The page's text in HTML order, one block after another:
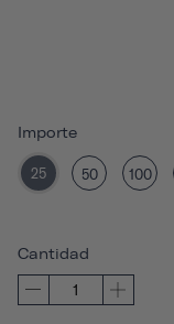
Importe
25 50 100
Cantidad